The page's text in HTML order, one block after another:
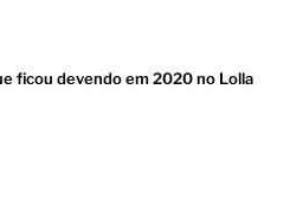
ficou devendo em 2020 no Lolla